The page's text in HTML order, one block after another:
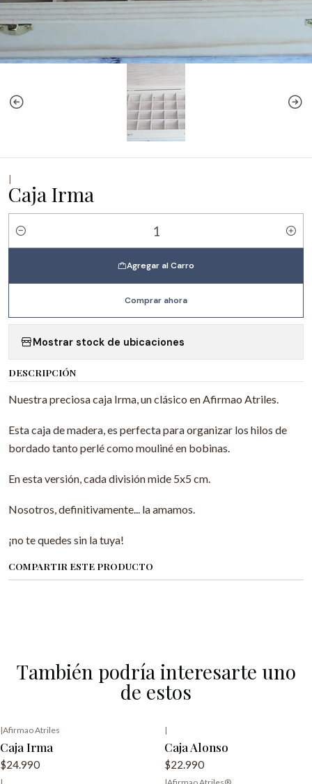
Caja Irma
Cantidad
Agregar al Carro
Comprar ahora
Mostrar stock de ubicaciones
DESCRIPCIÓN
Nuestra preciosa caja Irma, un clásico en Afirmao Atriles.
Esta caja de madera, es perfecta para organizar los hilos de
bordado tanto perlé como mouliné en bobinas.
En esta versión, cada división mide 5x5 cm.
Nosotros, definitivamente... la amamos.
¡no te quedes sin la tuya!
COMPARTIR ESTE PRODUCTO
También podría interesarte uno
de estos
|Afirmao Atriles
Caja Irma
$24.990
|
Caja Alonso
$22.990